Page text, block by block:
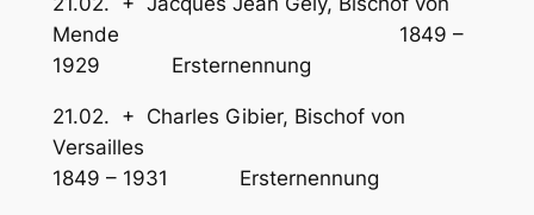
Mende 1849 –
1929 Ersternennung
21.02. + Charles Gibier, Bischof von
Versailles
1849 – 1931 Ersternennung